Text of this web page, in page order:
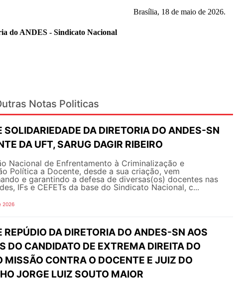
Brasília, 18 de maio de 2026.
do ANDES - Sindicato Nacional
Notas Politicas
SOLIDARIEDADE DA DIRETORIA DO ANDES-SN
DA UFT, SARUG DAGIR RIBEIRO
Nacional de Enfrentamento à Criminalização e
Política a Docente, desde a sua criação, vem
e garantindo a defesa de diversas(os) docentes nas
IFs e CEFETs da base do Sindicato Nacional, c...
2026
REPÚDIO DA DIRETORIA DO ANDES-SN AOS
DO CANDIDATO DE EXTREMA DIREITA DO
MISSÃO CONTRA O DOCENTE E JUIZ DO
JORGE LUIZ SOUTO MAIOR